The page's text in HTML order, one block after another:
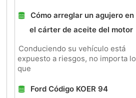
Cómo arreglar un agujero en
el cárter de aceite del motor
Conduciendo su vehículo está
expuesto a riesgos, no importa lo
que
Ford Código KOER 94